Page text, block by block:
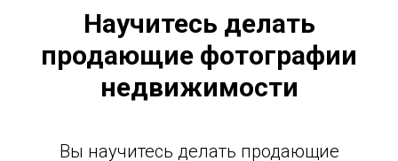
Научитесь делать
продающие фотографии
недвижимости
Вы научитесь делать продающие